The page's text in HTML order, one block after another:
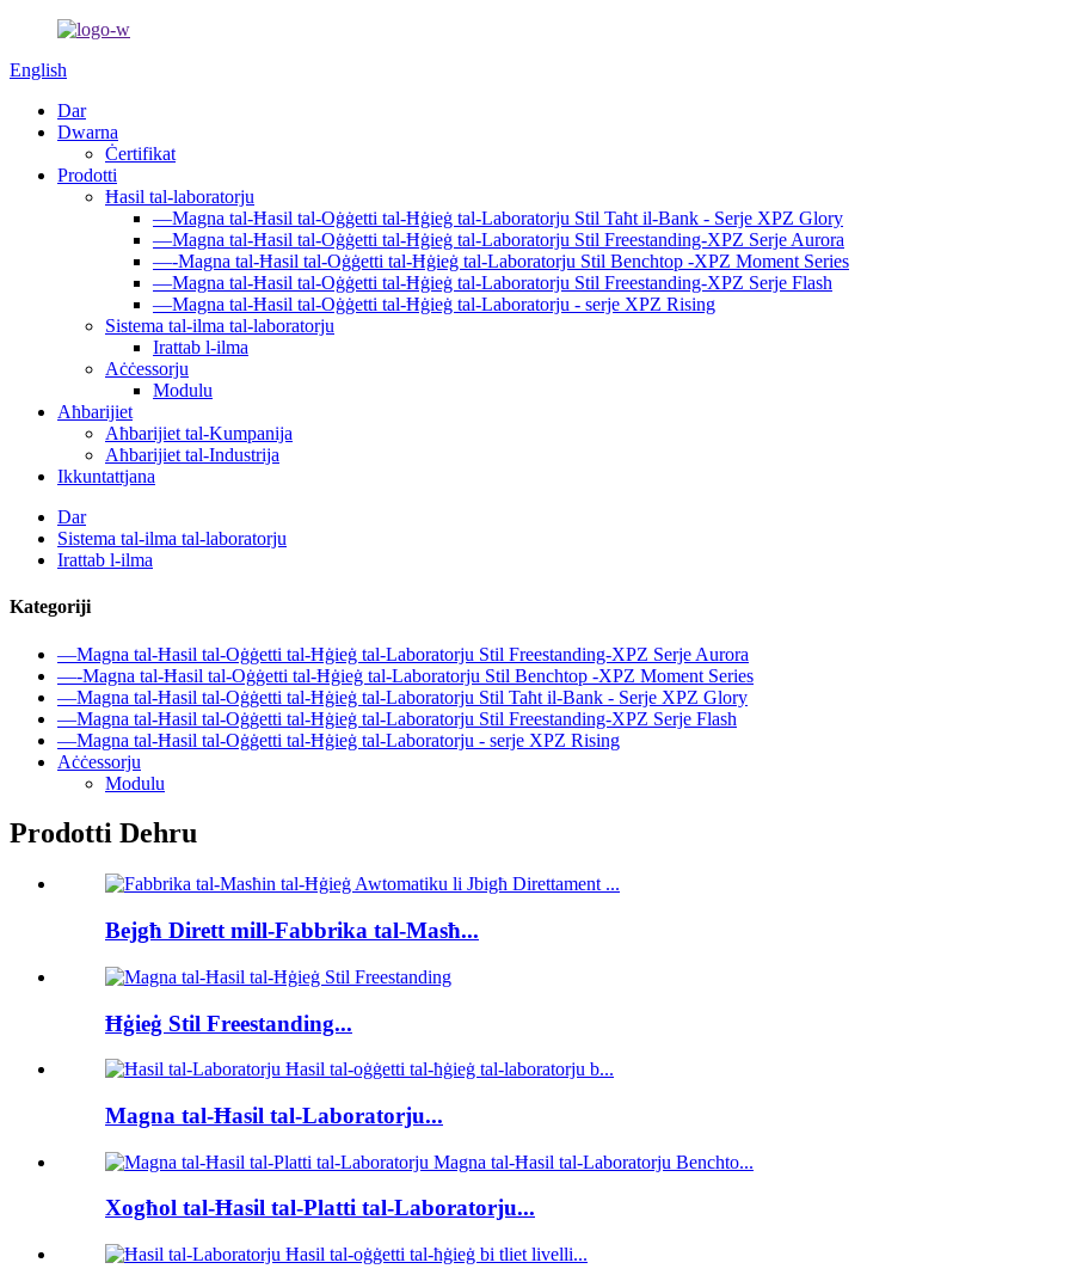
English
Dar
Dwarna
Ċertifikat
Prodotti
Ħasil ​​tal-laboratorju
—Magna tal-Ħasil ​​tal-Oġġetti tal-Ħġieġ tal-Laboratorju Stil Taħt il-Bank - Serje XPZ Glory
—Magna tal-Ħasil ​​tal-Oġġetti tal-Ħġieġ tal-Laboratorju Stil Freestanding-XPZ Serje Aurora
—-Magna tal-Ħasil ​​tal-Oġġetti tal-Ħġieġ tal-Laboratorju Stil Benchtop -XPZ Moment Series
—Magna tal-Ħasil ​​tal-Oġġetti tal-Ħġieġ tal-Laboratorju Stil Freestanding-XPZ Serje Flash
—Magna tal-Ħasil ​​tal-Oġġetti tal-Ħġieġ tal-Laboratorju - serje XPZ Rising
Sistema tal-ilma tal-laboratorju
Irattab l-ilma
Aċċessorju
Modulu
Aħbarijiet
Aħbarijiet tal-Kumpanija
Aħbarijiet tal-Industrija
Ikkuntattjana
Dar
Sistema tal-ilma tal-laboratorju
Irattab l-ilma
Kategoriji
—Magna tal-Ħasil ​​tal-Oġġetti tal-Ħġieġ tal-Laboratorju Stil Freestanding-XPZ Serje Aurora
—-Magna tal-Ħasil ​​tal-Oġġetti tal-Ħġieġ tal-Laboratorju Stil Benchtop -XPZ Moment Series
—Magna tal-Ħasil ​​tal-Oġġetti tal-Ħġieġ tal-Laboratorju Stil Taħt il-Bank - Serje XPZ Glory
—Magna tal-Ħasil ​​tal-Oġġetti tal-Ħġieġ tal-Laboratorju Stil Freestanding-XPZ Serje Flash
—Magna tal-Ħasil ​​tal-Oġġetti tal-Ħġieġ tal-Laboratorju - serje XPZ Rising
Aċċessorju
Modulu
Prodotti Dehru
Bejgħ Dirett mill-Fabbrika tal-Masħ...
Ħġieġ Stil Freestanding...
Magna tal-Ħasil ​​tal-Laboratorju...
Xogħol tal-Ħasil ​​tal-Platti tal-Laboratorju...